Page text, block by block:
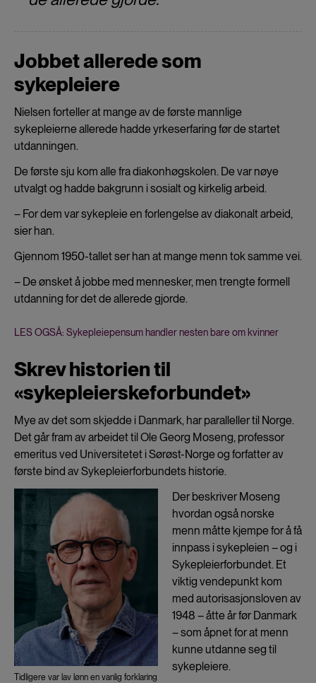
Jobbet allerede som
sykepleiere
Nielsen forteller at mange av de første mannlige
sykepleierne allerede hadde yrkeserfaring før de startet
utdanningen.
De første sju kom alle fra diakonhøgskolen. De var nøye
utvalgt og hadde bakgrunn i sosialt og kirkelig arbeid.
– For dem var sykepleie en forlengelse av diakonalt arbeid,
sier han.
Gjennom 1950-tallet ser han at mange menn tok samme vei.
– De ønsket å jobbe med mennesker, men trengte formell
utdanning for det de allerede gjorde.
LES OGSÅ: Sykepleiepensum handler nesten bare om kvinner
Skrev historien til
«sykepleierskeforbundet»
Mye av det som skjedde i Danmark, har paralleller til Norge.
Det går fram av arbeidet til Ole Georg Moseng, professor
emeritus ved Universitetet i Sørøst-Norge og forfatter av
første bind av Sykepleierforbundets historie.
Tidligere var lav lønn en vanlig forklaring
Der beskriver Moseng
hvordan også norske
menn måtte kjempe for å få
innpass i sykepleien – og i
Sykepleierforbundet. Et
viktig vendepunkt kom
med autorisasjonsloven av
1948 – åtte år før Danmark
– som åpnet for at menn
kunne utdanne seg til
sykepleiere.